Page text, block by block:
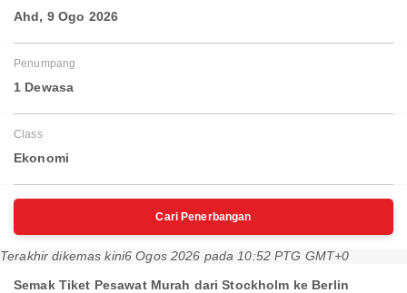
Ahd, 9 Ogo 2026
Penumpang
1 Dewasa
Class
Ekonomi
Cari Penerbangan
Terakhir dikemas kini6 Ogos 2026 pada 10:52 PTG GMT+0
Semak Tiket Pesawat Murah dari Stockholm ke Berlin